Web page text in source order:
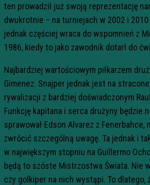
ten prowadził już swoją reprezentację
dwukrotnie – na turniejach w 2002 i
jednak częściej wraca do wspomnień z
1986, kiedy to jako zawodnik dotarł do
Najbardziej wartościowym piłkarzem
Gimenez. Snajper jednak jest na
rywalizacji z bardziej doświadczonym
Funkcję kapitana i serca drużyny będzie
sprawował Edson Alvarez z Fenerbahce,
zwrócić szczególną uwagę. Ta jednak i
w największym stopniu na Guillermo
będą to szóste Mistrzostwa Świata. Nie
czy golkiper na nich wystąpi. To dlatego,